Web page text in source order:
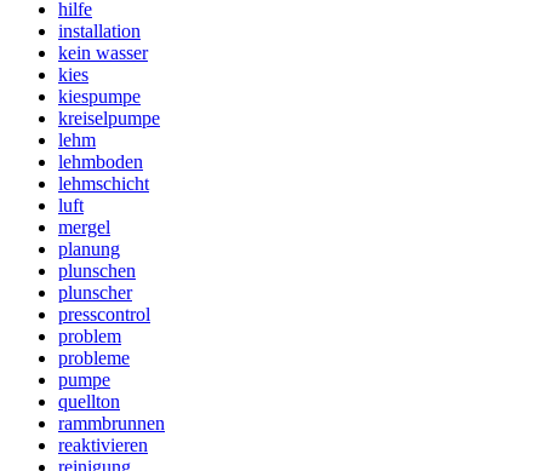
hilfe
installation
kein wasser
kies
kiespumpe
kreiselpumpe
lehm
lehmboden
lehmschicht
luft
mergel
planung
plunschen
plunscher
presscontrol
problem
probleme
pumpe
quellton
rammbrunnen
reaktivieren
reinigung